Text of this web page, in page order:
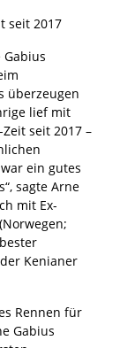
seit 2017
überzeugen
lief mit
seit 2017 –
ein gutes
sagte Arne
mit Ex-
Kenianer
Rennen für
Gabius